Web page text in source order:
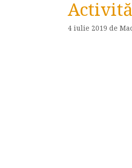
4 iulie 2019 de